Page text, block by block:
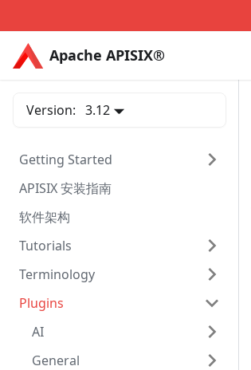
Apache APISIX®
Apache APISIX®
Version: 3.12
Getting Started
APISIX 安装指南
软件架构
Tutorials
Terminology
Plugins
AI
General